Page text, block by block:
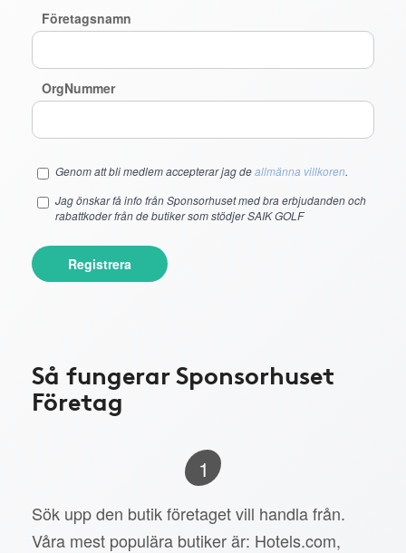
Företagsnamn
OrgNummer
Genom att bli medlem accepterar jag deallmänna villkoren.
Jag önskar få info från Sponsorhuset med bra erbjudanden och
rabattkoder från de butiker som stödjer SAIK GOLF
Registrera
Så fungerar Sponsorhuset
Företag
1
Sök upp den butik företaget vill handla från.
Våra mest populära butiker är: Hotels.com,